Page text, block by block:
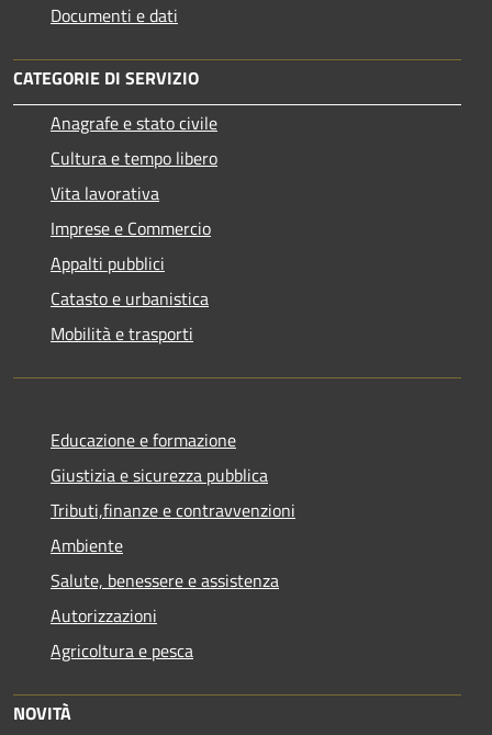
Documenti e dati
CATEGORIE DI SERVIZIO
Anagrafe e stato civile
Cultura e tempo libero
Vita lavorativa
Imprese e Commercio
Appalti pubblici
Catasto e urbanistica
Mobilità e trasporti
Educazione e formazione
Giustizia e sicurezza pubblica
Tributi,finanze e contravvenzioni
Ambiente
Salute, benessere e assistenza
Autorizzazioni
Agricoltura e pesca
NOVITÀ